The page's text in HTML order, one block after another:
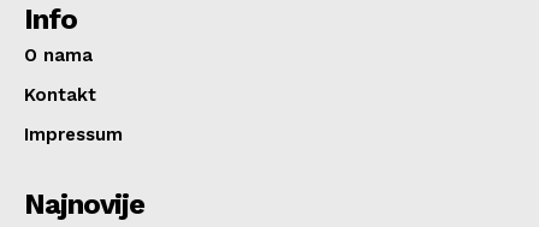
Info
O nama
Kontakt
Impressum
Najnovije